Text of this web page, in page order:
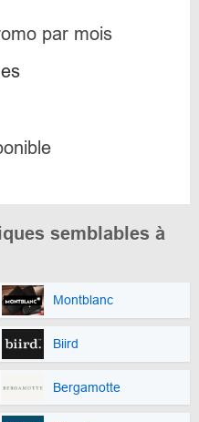
par mois
semblables à
Montblanc
Biird
Bergamotte